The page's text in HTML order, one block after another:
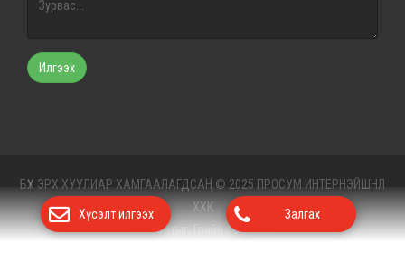
Илгээх
БҮХ ЭРХ ХУУЛИАР ХАМГААЛАГДСАН © 2025 ПРОСУМ ИНТЕРНЭЙШНЛ
ХХК
Вэб сайтыг:Грийн софт ХХК
Хүсэлт илгээх Залгах